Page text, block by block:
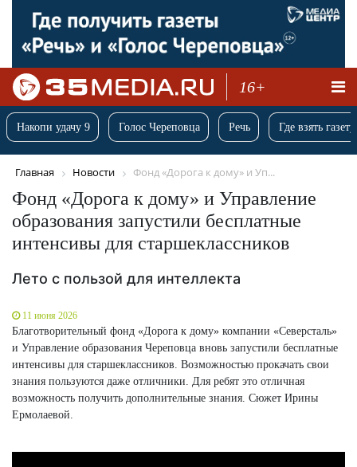
16+
Накопи удачу 9 Голос Череповца Речь Где взять
Главная Новости Фонд «Дорога к дому» и Уп...
Фонд «Дорога к дому» и Управление
образования запустили бесплатные
интенсивы для старшеклассников
Лето с пользой для интеллекта
11 июня 2026
Благотворительный фонд «Дорога к дому» компании «Северсталь»
и Управление образования Череповца вновь запустили бесплатные
интенсивы для старшеклассников. Возможностью прокачать свои
знания пользуются даже отличники. Для ребят это отличная
возможность получить дополнительные знания. Сюжет Ирины
Ермолаевой.